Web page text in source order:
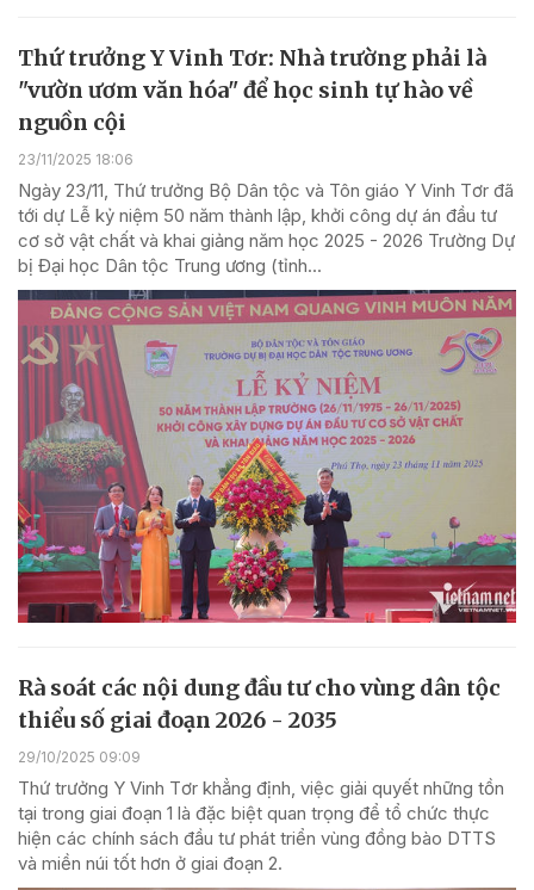
Thứ trưởng Y Vinh Tơr: Nhà trường phải là
"vườn ươm văn hóa" để học sinh tự hào về
nguồn cội
23/11/2025 18:06
Ngày 23/11, Thứ trưởng Bộ Dân tộc và Tôn giáo Y Vinh Tơr đã
tới dự Lễ kỷ niệm 50 năm thành lập, khởi công dự án đầu tư
cơ sở vật chất và khai giảng năm học 2025 - 2026 Trường Dự
bị Đại học Dân tộc Trung ương (tỉnh...
Rà soát các nội dung đầu tư cho vùng dân tộc
thiểu số giai đoạn 2026 - 2035
29/10/2025 09:09
Thứ trưởng Y Vinh Tơr khẳng định, việc giải quyết những tồn
tại trong giai đoạn 1 là đặc biệt quan trọng để tổ chức thực
hiện các chính sách đầu tư phát triển vùng đồng bào DTTS
và miền núi tốt hơn ở giai đoạn 2.